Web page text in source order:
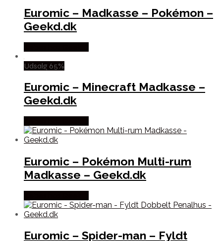
Euromic – Madkasse – Pokémon –
Geekd.dk
Udsalg 65%
Euromic – Minecraft Madkasse –
Geekd.dk
Euromic – Pokémon Multi-rum
Madkasse – Geekd.dk
Euromic – Spider-man – Fyldt